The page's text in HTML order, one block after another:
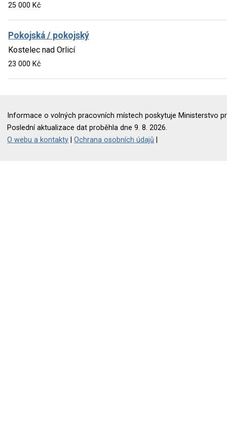
25 000 Kč
Pokojská / pokojský
Kostelec nad Orlicí
23 000 Kč
Informace o volných pracovních místech poskytuje Ministerstvo
Poslední aktualizace dat proběhla dne 9. 8. 2026.
O webu a kontakty |Ochrana osobních údajů